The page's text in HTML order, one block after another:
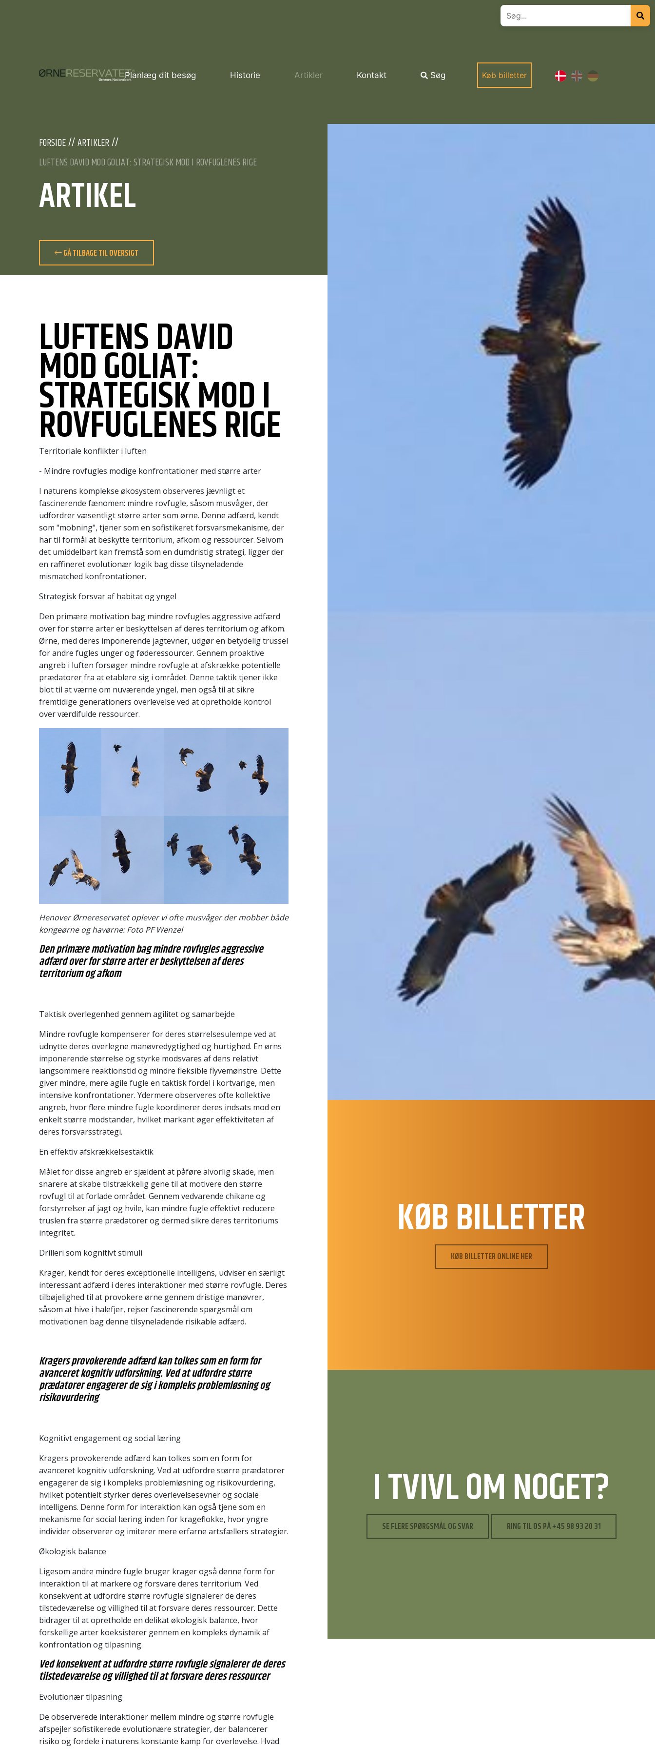
Planlæg dit besøg Historie Artikler Kontakt Søg Køb billetter
FORSIDE
ARTIKLER
LUFTENS DAVID MOD GOLIAT: STRATEGISK MOD I ROVFUGLENES RIGE
ARTIKEL
GÅ TILBAGE TIL OVERSIGT
LUFTENS DAVID
MOD GOLIAT:
STRATEGISK MOD I
ROVFUGLENES RIGE
Territoriale konflikter i luften
- Mindre rovfugles modige konfrontationer med større arter
I naturens komplekse økosystem observeres jævnligt et
fascinerende fænomen: mindre rovfugle, såsom musvåger, der
udfordrer væsentligt større arter som ørne. Denne adfærd, kendt
som "mobning", tjener som en sofistikeret forsvarsmekanisme, der
har til formål at beskytte territorium, afkom og ressourcer. Selvom
det umiddelbart kan fremstå som en dumdristig strategi, ligger der
en raffineret evolutionær logik bag disse tilsyneladende
mismatched konfrontationer.
Strategisk forsvar af habitat og yngel
Den primære motivation bag mindre rovfugles aggressive adfærd
over for større arter er beskyttelsen af deres territorium og afkom.
Ørne, med deres imponerende jagtevner, udgør en betydelig trussel
for andre fugles unger og føderessourcer. Gennem proaktive
angreb i luften forsøger mindre rovfugle at afskrække potentielle
prædatorer fra at etablere sig i området. Denne taktik tjener ikke
blot til at værne om nuværende yngel, men også til at sikre
fremtidige generationers overlevelse ved at opretholde kontrol
over værdifulde ressourcer.
Henover Ørnereservatet oplever vi ofte musvåger der mobber både
kongeørne og havørne: Foto PF Wenzel
Den primære motivation bag mindre rovfugles aggressive
adfærd over for større arter er beskyttelsen af deres
territorium og afkom
Taktisk overlegenhed gennem agilitet og samarbejde
Mindre rovfugle kompenserer for deres størrelsesulempe ved at
udnytte deres overlegne manøvredygtighed og hurtighed. En ørns
imponerende størrelse og styrke modsvares af dens relativt
langsommere reaktionstid og mindre fleksible flyvemønstre. Dette
giver mindre, mere agile fugle en taktisk fordel i kortvarige, men
intensive konfrontationer. Ydermere observeres ofte kollektive
angreb, hvor flere mindre fugle koordinerer deres indsats mod en
enkelt større modstander, hvilket markant øger effektiviteten af
deres forsvarsstrategi.
En effektiv afskrækkelsestaktik
Målet for disse angreb er sjældent at påføre alvorlig skade, men
snarere at skabe tilstrækkelig gene til at motivere den større
rovfugl til at forlade området. Gennem vedvarende chikane og
forstyrrelser af jagt og hvile, kan mindre fugle effektivt reducere
truslen fra større prædatorer og dermed sikre deres territoriums
integritet.
Drilleri som kognitivt stimuli
Krager, kendt for deres exceptionelle intelligens, udviser en særligt
interessant adfærd i deres interaktioner med større rovfugle. Deres
tilbøjelighed til at provokere ørne gennem dristige manøvrer,
såsom at hive i halefjer, rejser fascinerende spørgsmål om
motivationen bag denne tilsyneladende risikable adfærd.
Kragers provokerende adfærd kan tolkes som en form for
avanceret kognitiv udforskning. Ved at udfordre større
prædatorer engagerer de sig i kompleks problemløsning og
risikovurdering
Kognitivt engagement og social læring
Kragers provokerende adfærd kan tolkes som en form for
avanceret kognitiv udforskning. Ved at udfordre større prædatorer
engagerer de sig i kompleks problemløsning og risikovurdering,
hvilket potentielt styrker deres overlevelsesevner og sociale
intelligens. Denne form for interaktion kan også tjene som en
mekanisme for social læring inden for krageflokke, hvor yngre
individer observerer og imiterer mere erfarne artsfællers strategier.
Økologisk balance
Ligesom andre mindre fugle bruger krager også denne form for
interaktion til at markere og forsvare deres territorium. Ved
konsekvent at udfordre større rovfugle signalerer de deres
tilstedeværelse og villighed til at forsvare deres ressourcer. Dette
bidrager til at opretholde en delikat økologisk balance, hvor
forskellige arter koeksisterer gennem en kompleks dynamik af
konfrontation og tilpasning.
Ved konsekvent at udfordre større rovfugle signalerer de deres
tilstedeværelse og villighed til at forsvare deres ressourcer
Evolutionær tilpasning
De observerede interaktioner mellem mindre og større rovfugle
afspejler sofistikerede evolutionære strategier, der balancerer
risiko og fordele i naturens konstante kamp for overlevelse. Hvad
KØB BILLETTER
KØB BILLETTER ONLINE HER
I TVIVL OM NOGET?
SE FLERE SPØRGSMÅL OG SVAR RING TIL OS PÅ +45 98 93 20 31